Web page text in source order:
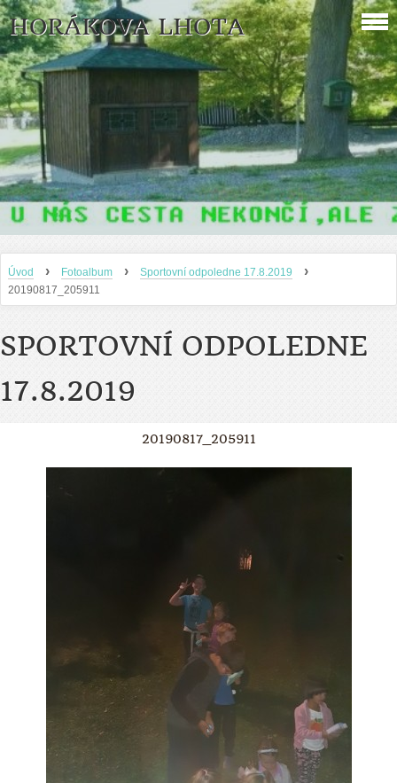
HORÁKOVA LHOTA
Úvod › Fotoalbum › Sportovní odpoledne 17.8.2019 ›
20190817_205911
SPORTOVNÍ ODPOLEDNE
17.8.2019
20190817_205911